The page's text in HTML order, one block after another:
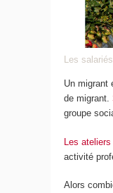
Les
Un migrant
de migrant.
groupe
Les
activité
Alors